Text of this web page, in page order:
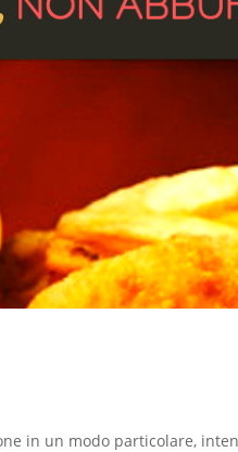
in un modo particolare,